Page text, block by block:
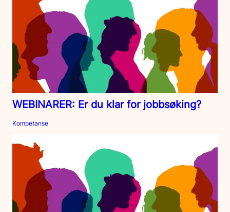
WEBINARER: Er du klar for jobbsøking?
Kompetanse